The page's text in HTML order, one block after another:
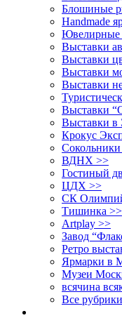
Блошиные
Handmade
Ювелирные
Выставки
Выставки
Выставки
Выставки
Выставки
Выставки в
Крокус
ВДНХ >>
Гостиный
ЦДХ >>
СК
Тишинка >>
Artplay >>
Завод
Ретро
Ярмарки в
Музеи
всячина
Все рубрики